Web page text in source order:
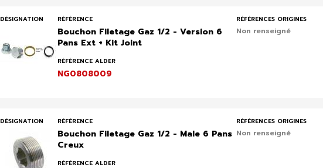
DÉSIGNATION RÉFÉRENCE
Bouchon Filetage Gaz 1/2 - Version 6
Pans Ext + Kit Joint
RÉFÉRENCE ALDER
NG0808009
RÉFÉRENCES ORIGINES
Non renseigné
DÉSIGNATION RÉFÉRENCE
Bouchon Filetage Gaz 1/2 - Male 6 Pans
Creux
RÉFÉRENCE ALDER
RÉFÉRENCES ORIGINES
Non renseigné